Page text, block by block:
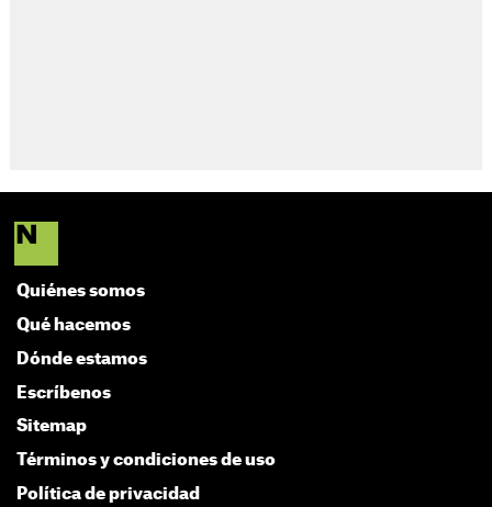
Quiénes somos
Qué hacemos
Dónde estamos
Escríbenos
Sitemap
Términos y condiciones de uso
Política de privacidad